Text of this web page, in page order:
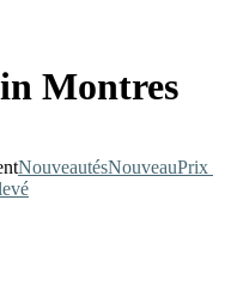
Montres
NouveautésNouveauPrix ​​